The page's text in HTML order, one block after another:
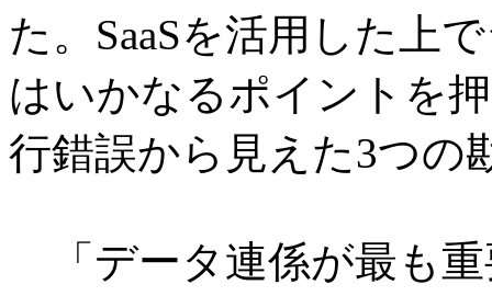
た。SaaSを活用した上
はいかなるポイントを
行錯誤から見えた3つの
「データ連係が最も